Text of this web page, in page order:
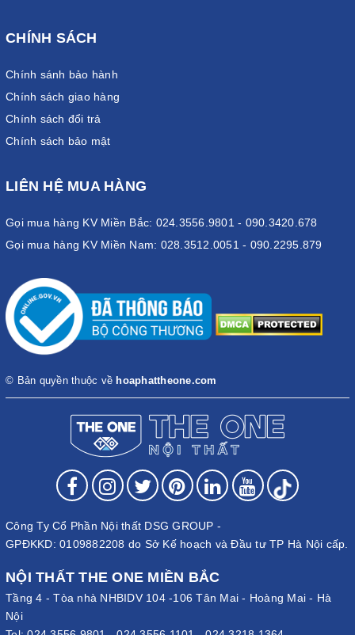
CHÍNH SÁCH
Chính sánh bảo hành
Chính sách giao hàng
Chính sách đổi trả
Chính sách bảo mật
LIÊN HỆ MUA HÀNG
Gọi mua hàng KV Miền Bắc: 024.3556.9801 - 090.3420.678
Gọi mua hàng KV Miền Nam: 028.3512.0051 - 090.2295.879
© Bản quyền thuộc về hoaphattheone.com
Công Ty Cổ Phần Nội thất DSG GROUP -
GPĐKKD: 0109882208 do Sở Kế hoạch và Đầu tư TP Hà Nội cấp.
NỘI THẤT THE ONE MIỀN BẮC
Tầng 4 - Tòa nhà NHBIDV 104 -106 Tân Mai - Hoàng Mai - Hà
Nội